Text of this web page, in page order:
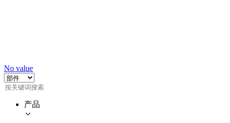
No value
产品